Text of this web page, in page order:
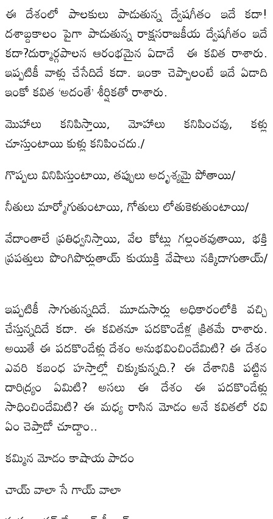
ఈ దేశంలో పాలకులు పాడుతున్న ద్వేషగీతం ఇదే కదా!
దశాబ్దకాలం పైగా పాడుతున్న రాక్షసరాజకీయ ద్వేషగీతం ఇదే
కదా?దుర్మార్గపాలన ఆరంభమైన ఏడాదే ఈ కవిత రాశారు.
ఇప్పటికీ వాళ్లు చేసేదిదే కదా. ఇంకా చెప్పాలంటే ఇదే ఏడాది
ఇంకో కవిత ‘అదంతే’ శీర్షికతో రాశారు.
మొహాలు కనిపిస్తాయి, మోహాలు కనిపించవు, కళ్లు
చూస్తుంటాయి కుళ్లు కనిపించదు./
గొప్పలు వినిపిస్తుంటాయి, తప్పులు అదృశ్యమై పోతాయి/
నీతులు మార్మోగుతుంటాయి, గోతులు లోతుకెళుతుంటాయి/
వేదాంతాలే ప్రతిధ్వనిస్తాయి, వేల కోట్లు గల్లంతవుతాయి, భక్తి
ప్రపత్తులు పొంగిపొర్లుతాయ్‌ కుయుక్తి వేషాలు నక్కిదాగుతాయ్‌/
ఇప్పటికీ సాగుతున్నదిదే. మూడుసార్లు అధికారంలోకి వచ్చి
చేస్తున్నదిదే కదా. ఈ కవితనూ పదకొండేళ్ల క్రితమే రాశారు.
అయితే ఈ పదకొండేళ్లు దేశం అనుభవించిందేమిటి? ఈ దేశం
ఎవరి కబంధ హస్తాల్లో చిక్కుకున్నది.? ఈ దేశానికి పట్టిన
దారిద్య్రం ఏమిటి? అసలు ఈ దేశం ఈ పదకొండేళ్లు
సాధించిందేమిటి? ఈ మధ్య రాసిన మోడం అనే కవితలో రవి
ఏం చెప్తాడో చూద్దాం..
కమ్మిన మోడం కాషాయ పాదం
చాయ్‌ వాలా సే గాయ్‌ వాలా